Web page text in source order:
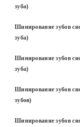
зуба)
Шинирование зубов
зуба)
Шинирование зубов
зуба)
Шинирование зубов
зубов)
Шинирование зубов